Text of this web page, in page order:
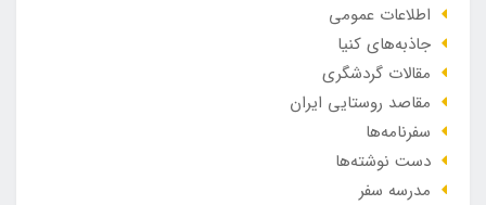
اطلاعات عمومی
جاذبه‌های کنیا
مقالات گردشگری
مقاصد روستایی ایران
سفرنامه‌ها
دست نوشته‌ها
مدرسه سفر